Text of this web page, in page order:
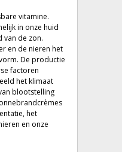
vitamine.
in onze huid
van de zon.
en de nieren het
De productie
factoren
het klimaat
blootstelling
het
en onze